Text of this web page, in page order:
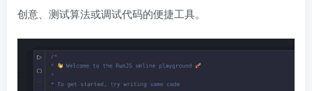
创意、测试算法或调试代码的便捷工具。